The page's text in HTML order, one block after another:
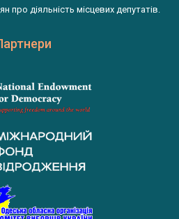
про діяльність місцевих депутатів.